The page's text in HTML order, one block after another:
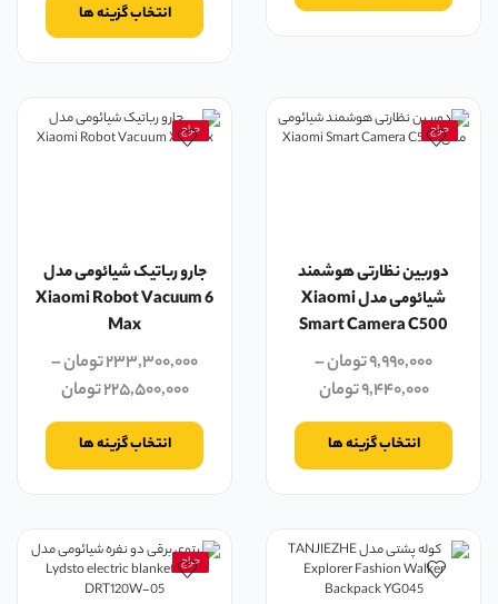
انتخاب گزینه ها
حراج
دوربین نظارتی هوشمند
شیائومی مدل Xiaomi
Smart Camera C500
۹,۹۹۰,۰۰۰تومان–
۹,۴۴۰,۰۰۰تومان
انتخاب گزینه ها
حراج
جارو رباتیک شیائومی مدل
Xiaomi Robot Vacuum 6
Max
۲۳۳,۳۰۰,۰۰۰تومان–
۲۲۵,۵۰۰,۰۰۰تومان
انتخاب گزینه ها
حراج